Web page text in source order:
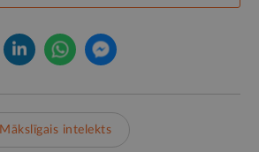
Mākslīgais intelekts